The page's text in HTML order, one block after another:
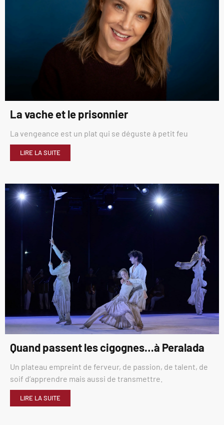
La vache et le prisonnier
La vengeance est un plat qui se déguste à petit feu
LIRE LA SUITE
Quand passent les cigognes…à Peralada
Un plateau empreint de ferveur, de passion, de talent, de
soif d’apprendre mais aussi de transmettre.
LIRE LA SUITE